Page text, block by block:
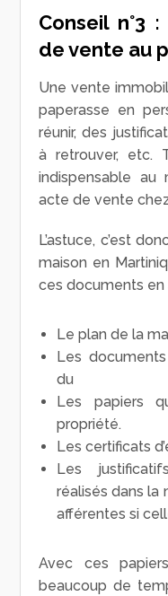
Conseil n°3
de vente au
Une vente
paperasse en
réunir, des
à retrouver, etc.
indispensable au
acte de vente
L’astuce, c’est
maison en
ces documents en
Le plan de la
Les
du
Les papiers
propriété.
Les certificats
Les
réalisés dans la
afférentes si
Avec ces
beaucoup de